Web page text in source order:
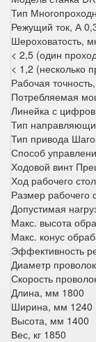
Тип
Режущий ток, А
Шероховатость,
< 2,5 (один
< 1,2 (несколько
Рабочая
Потребляемая
Линейка с
Тип
Тип привода
Способ
Ходовой винт
Ход рабочего
Размер рабочего
Допустимая
Макс. высота
Макс. конус
Эффективность
Диаметр
Скорость
Длина, мм 1800
Ширина, мм 1240
Высота, мм 1400
Вес, кг 1850